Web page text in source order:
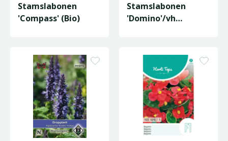
Stamslabonen
'Compass' (Bio)
Stamslabonen
'Domino'/vh